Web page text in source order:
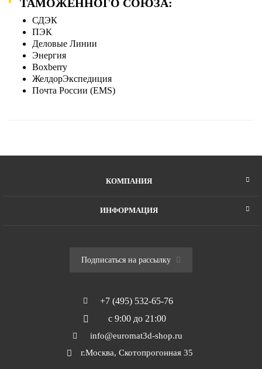
ТАМОЖЕННОГО СОЮЗА:
СДЭК
ПЭК
Деловые Линии
Энергия
Boxberry
ЖелдорЭкспедиция
Почта России (EMS)
КОМПАНИЯ
ИНФОРМАЦИЯ
Подписаться на рассылку
+7 (495) 532-65-76
с 9:00 до 21:00
info@euromat3d-shop.ru
г.Москва, Скотопрогонная 35